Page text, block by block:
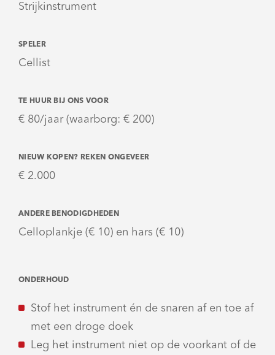
Strijkinstrument
SPELER
Cellist
TE HUUR BIJ ONS VOOR
€ 80/jaar (waarborg: € 200)
NIEUW KOPEN? REKEN ONGEVEER
€ 2.000
ANDERE BENODIGDHEDEN
Celloplankje (€ 10) en hars (€ 10)
ONDERHOUD
Stof het instrument én de snaren af en toe af
met een droge doek
Leg het instrument niet op de voorkant of de